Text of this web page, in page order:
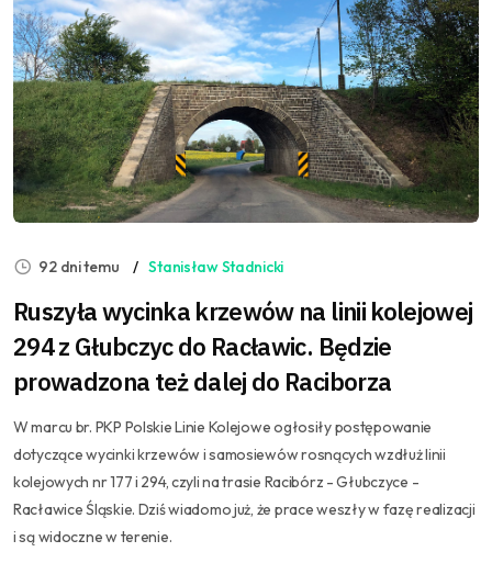
92 dni temu Stanisław Stadnicki
Ruszyła wycinka krzewów na linii kolejowej
294 z Głubczyc do Racławic. Będzie
prowadzona też dalej do Raciborza
W marcu br. PKP Polskie Linie Kolejowe ogłosiły postępowanie
dotyczące wycinki krzewów i samosiewów rosnących wzdłuż linii
kolejowych nr 177 i 294, czyli na trasie Racibórz - Głubczyce -
Racławice Śląskie. Dziś wiadomo już, że prace weszły w fazę realizacji
i są widoczne w terenie.